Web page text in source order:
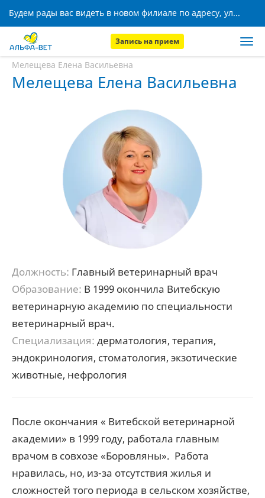
Будем рады вас видеть в новом филиале по адресу, ул. Кижеватова, 8!
Запись на прием
Главная
Наши сотрудники
Мелещева Елена Васильевна
Мелещева Елена Васильевна
Должность: Главный ветеринарный врач
Образование: В 1999 окончила Витебскую
ветеринарную академию по специальности
ветеринарный врач.
Специализация: дерматология, терапия,
эндокринология, стоматология, экзотические
животные, нефрология
После окончания « Витебской ветеринарной
академии» в 1999 году, работала главным
врачом в совхозе «Боровляны». Работа
нравилась, но, из-за отсутствия жилья и
сложностей того периода в сельском хозяйстве,